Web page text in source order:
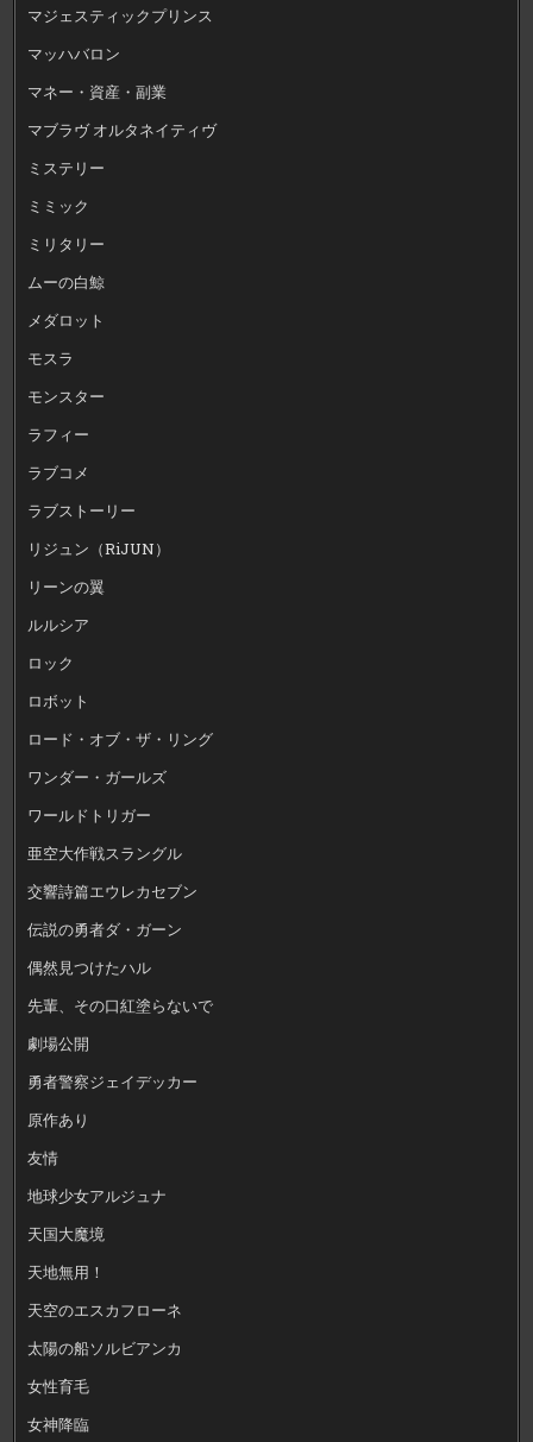
マジェスティックプリンス
マッハバロン
マネー・資産・副業
マブラヴ オルタネイティヴ
ミステリー
ミミック
ミリタリー
ムーの白鯨
メダロット
モスラ
モンスター
ラフィー
ラブコメ
ラブストーリー
リジュン（RiJUN）
リーンの翼
ルルシア
ロック
ロボット
ロード・オブ・ザ・リング
ワンダー・ガールズ
ワールドトリガー
亜空大作戦スラングル
交響詩篇エウレカセブン
伝説の勇者ダ・ガーン
偶然見つけたハル
先輩、その口紅塗らないで
劇場公開
勇者警察ジェイデッカー
原作あり
友情
地球少女アルジュナ
天国大魔境
天地無用！
天空のエスカフローネ
太陽の船ソルビアンカ
女性育毛
女神降臨